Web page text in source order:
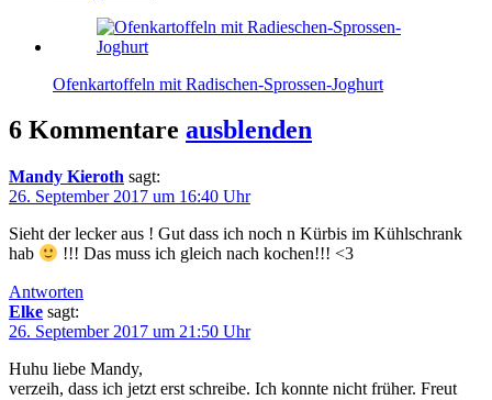
Ofenkartoffeln mit Radischen-Sprossen-Joghurt
6 Kommentare ausblenden
Mandy Kieroth sagt:
26. September 2017 um 16:40 Uhr
Sieht der lecker aus ! Gut dass ich noch n Kürbis im Kühlschrank
hab
!!! Das muss ich gleich nach kochen!!! <3
Antworten
Elke sagt:
26. September 2017 um 21:50 Uhr
Huhu liebe Mandy,
verzeih, dass ich jetzt erst schreibe. Ich konnte nicht früher. Freut